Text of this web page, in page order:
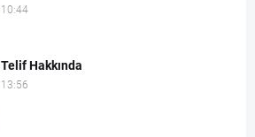
10:44
Telif Hakkında
13:56